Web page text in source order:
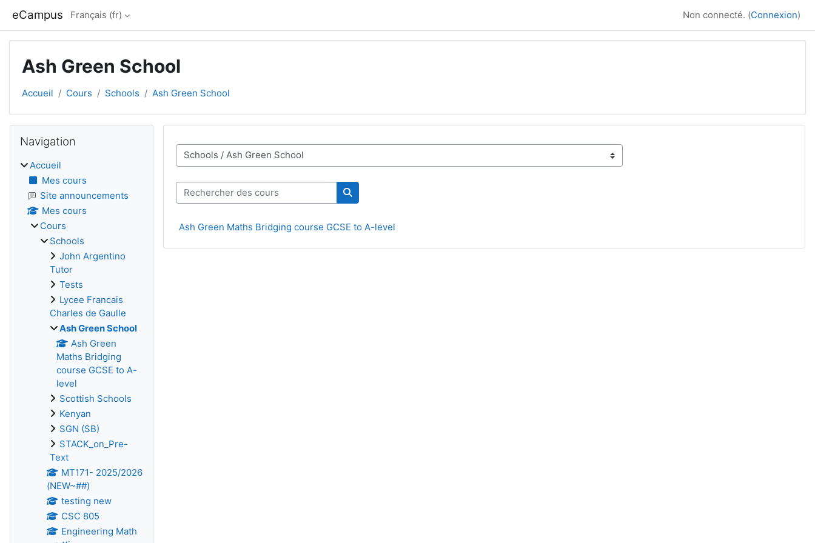
eCampus Français ‎(fr)‎ Non connecté. (Connexion)
Ash Green School
Accueil Cours Schools Ash Green School
Catégories de cours
Rechercher des cours
Rechercher des cours
Ash Green Maths Bridging course GCSE to A-level
Blocs
Navigation
Accueil
Mes cours
Site announcements
Mes cours
Cours
Schools
John Argentino
Tutor
Tests
Lycee Francais
Charles de Gaulle
Ash Green School
Ash Green
Maths Bridging
course GCSE to A-
level
Scottish Schools
Kenyan
SGN (SB)
STACK_on_Pre-
Text
MT171- 2025/2026
(NEW~##)
testing new
CSC 805
Engineering Math